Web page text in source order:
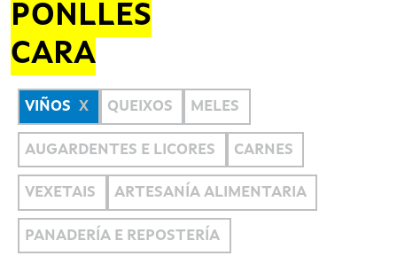
PONLLES
CARA
VIÑOS QUEIXOS MELES
AUGARDENTES E LICORES CARNES
VEXETAIS ARTESANÍA ALIMENTARIA
PANADERÍA E REPOSTERÍA